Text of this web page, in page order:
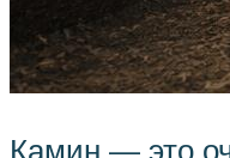
Камин — это